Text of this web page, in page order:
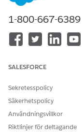
kombinationsrutan
Lägg till värden i
Du kan manuellt
till värden i
Lägg till värden i
lägga till
Tillgångsstatus.
Definiera relevanta
Synkronisera
1-800-667-6389
SALESFORCE
Sekretesspolicy
Säkerhetspolicy
Användningsvillkor
Riktlinjer för deltagande